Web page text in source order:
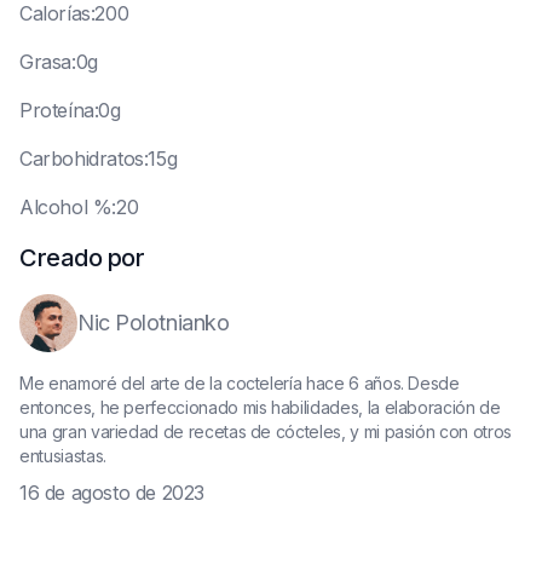
Calorías:200
Grasa:0g
Proteína:0g
Carbohidratos:15g
Alcohol %:20
Creado por
Nic Polotnianko
Me enamoré del arte de la coctelería hace 6 años. Desde
entonces, he perfeccionado mis habilidades, la elaboración de
una gran variedad de recetas de cócteles, y mi pasión con otros
entusiastas.
16 de agosto de 2023